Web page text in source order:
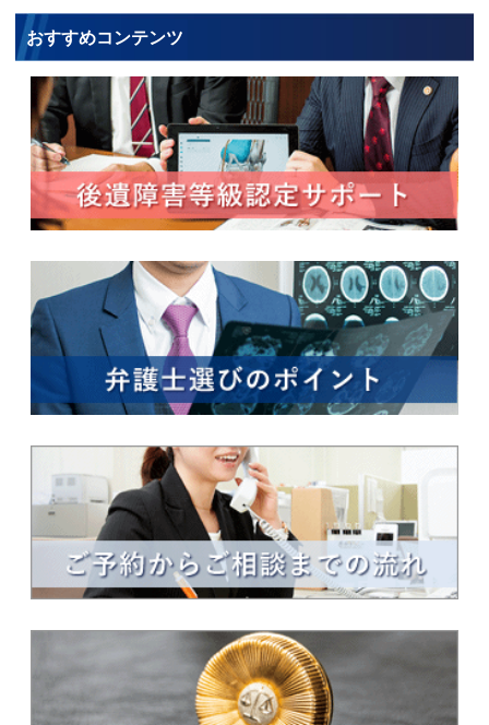
おすすめコンテンツ